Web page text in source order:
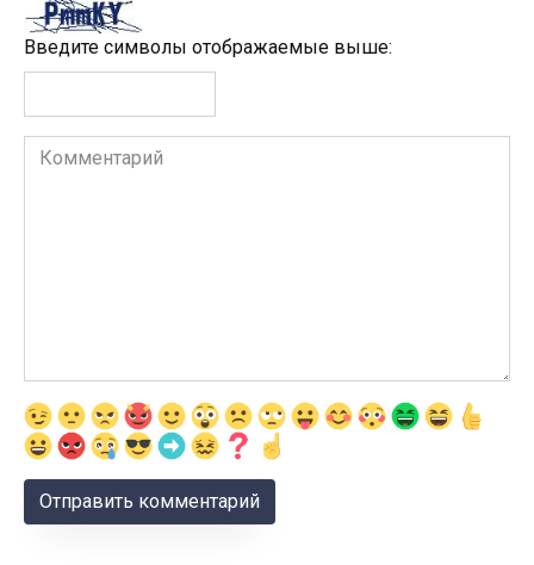
Введите символы отображаемые выше:
Комментарий